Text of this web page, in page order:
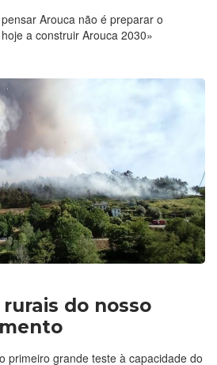
Arouca não é preparar o
a construir Arouca 2030»
do nosso
primeiro grande teste à capacidade do